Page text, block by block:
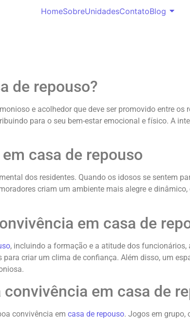
HomeSobreUnidadesContatoBlog
de repouso?
e acolhedor que deve ser promovido entre
para o seu bem-estar emocional e físico. A
casa de repouso
dos residentes. Quando os idosos se sentem
criam um ambiente mais alegre e
em casa de
, incluindo a formação e a atitude dos
criar um clima de confiança. Além disso, um
em casa de
convivência em casa de repouso. Jogos em grupo,